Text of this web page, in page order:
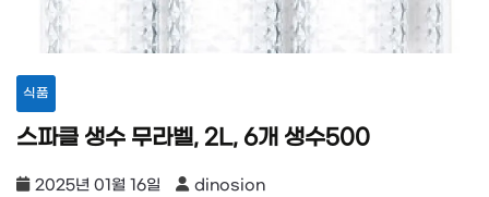
식품
스파클 생수 무라벨, 2L, 6개 생수500
2025년 01월 16일 dinosion